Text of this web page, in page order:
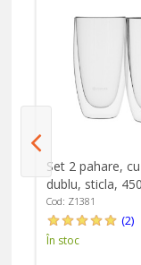
Set 2 pahare,
dublu, sticla,
Zokura
Cod: Z1381
(2)
În stoc